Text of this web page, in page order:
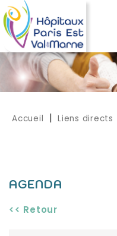
Accueil Liens directs
AGENDA
<< Retour